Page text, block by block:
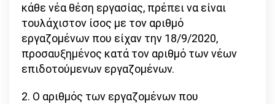
κάθε νέα θέση εργασίας, πρέπει να είναι
τουλάχιστον ίσος με τον αριθμό
εργαζομένων που είχαν την 18/9/2020,
προσαυξημένος κατά τον αριθμό των νέων
επιδοτούμενων εργαζομένων.
2. Ο αριθμός των εργαζομένων που